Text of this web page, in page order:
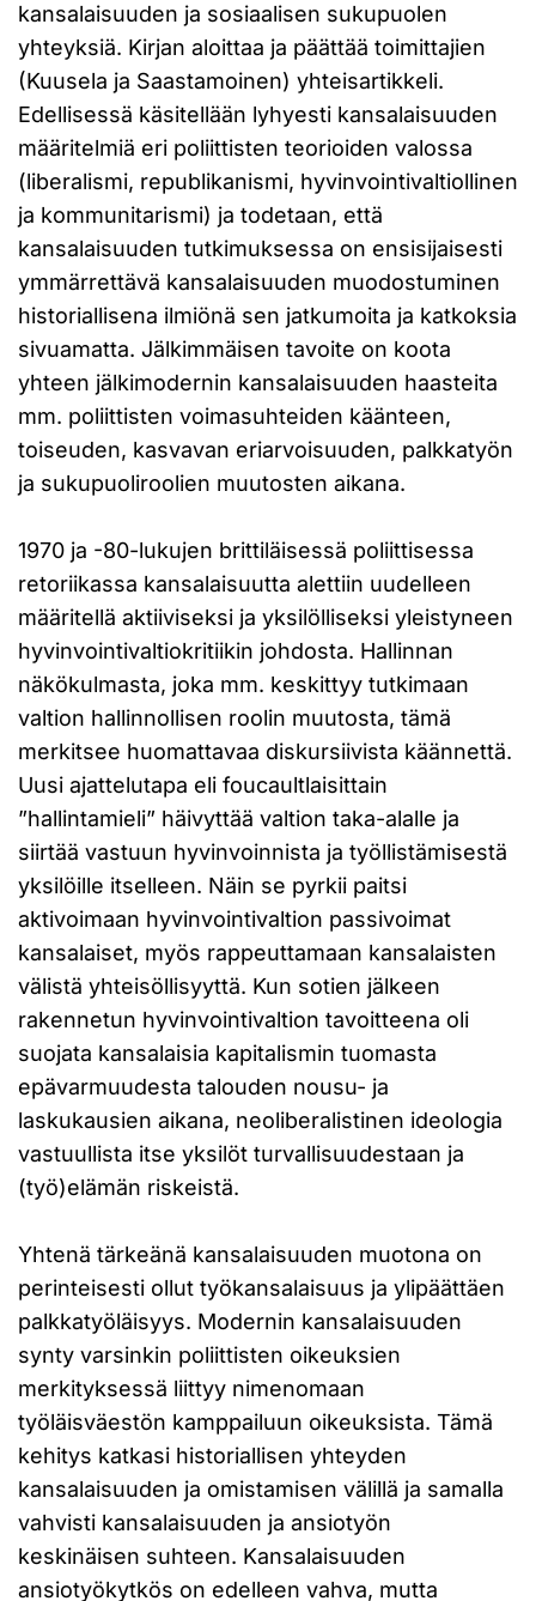
kansalaisuuden ja sosiaalisen sukupuolen
yhteyksiä. Kirjan aloittaa ja päättää toimittajien
(Kuusela ja Saastamoinen) yhteisartikkeli.
Edellisessä käsitellään lyhyesti kansalaisuuden
määritelmiä eri poliittisten teorioiden valossa
(liberalismi, republikanismi, hyvinvointivaltiollinen
ja kommunitarismi) ja todetaan, että
kansalaisuuden tutkimuksessa on ensisijaisesti
ymmärrettävä kansalaisuuden muodostuminen
historiallisena ilmiönä sen jatkumoita ja katkoksia
sivuamatta. Jälkimmäisen tavoite on koota
yhteen jälkimodernin kansalaisuuden haasteita
mm. poliittisten voimasuhteiden käänteen,
toiseuden, kasvavan eriarvoisuuden, palkkatyön
ja sukupuoliroolien muutosten aikana.
1970 ja -80-lukujen brittiläisessä poliittisessa
retoriikassa kansalaisuutta alettiin uudelleen
määritellä aktiiviseksi ja yksilölliseksi yleistyneen
hyvinvointivaltiokritiikin johdosta. Hallinnan
näkökulmasta, joka mm. keskittyy tutkimaan
valtion hallinnollisen roolin muutosta, tämä
merkitsee huomattavaa diskursiivista käännettä.
Uusi ajattelutapa eli foucaultlaisittain
”hallintamieli” häivyttää valtion taka-alalle ja
siirtää vastuun hyvinvoinnista ja työllistämisestä
yksilöille itselleen. Näin se pyrkii paitsi
aktivoimaan hyvinvointivaltion passivoimat
kansalaiset, myös rappeuttamaan kansalaisten
välistä yhteisöllisyyttä. Kun sotien jälkeen
rakennetun hyvinvointivaltion tavoitteena oli
suojata kansalaisia kapitalismin tuomasta
epävarmuudesta talouden nousu- ja
laskukausien aikana, neoliberalistinen ideologia
vastuullista itse yksilöt turvallisuudestaan ja
(työ)elämän riskeistä.
Yhtenä tärkeänä kansalaisuuden muotona on
perinteisesti ollut työkansalaisuus ja ylipäättäen
palkkatyöläisyys. Modernin kansalaisuuden
synty varsinkin poliittisten oikeuksien
merkityksessä liittyy nimenomaan
työläisväestön kamppailuun oikeuksista. Tämä
kehitys katkasi historiallisen yhteyden
kansalaisuuden ja omistamisen välillä ja samalla
vahvisti kansalaisuuden ja ansiotyön
keskinäisen suhteen. Kansalaisuuden
ansiotyökytkös on edelleen vahva, mutta